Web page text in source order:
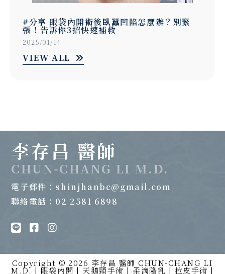
#分享 眼袋內開術後臥蠶凹陷怎麼辦？別緊
張！告訴你3招快速補救
2025/01/14
VIEW ALL
李存昌 醫師
CHUN-CHANG LI M.D.
電子郵件： shinjhanbc@gmail.com
聯絡電話：02 2581 6898
Copyright © 2026 李存昌 醫師 CHUN-CHANG LI
M.D. | 眼袋內開 | 天鵝頸手術 | 柔滴隆乳 | 拉皮手術 |